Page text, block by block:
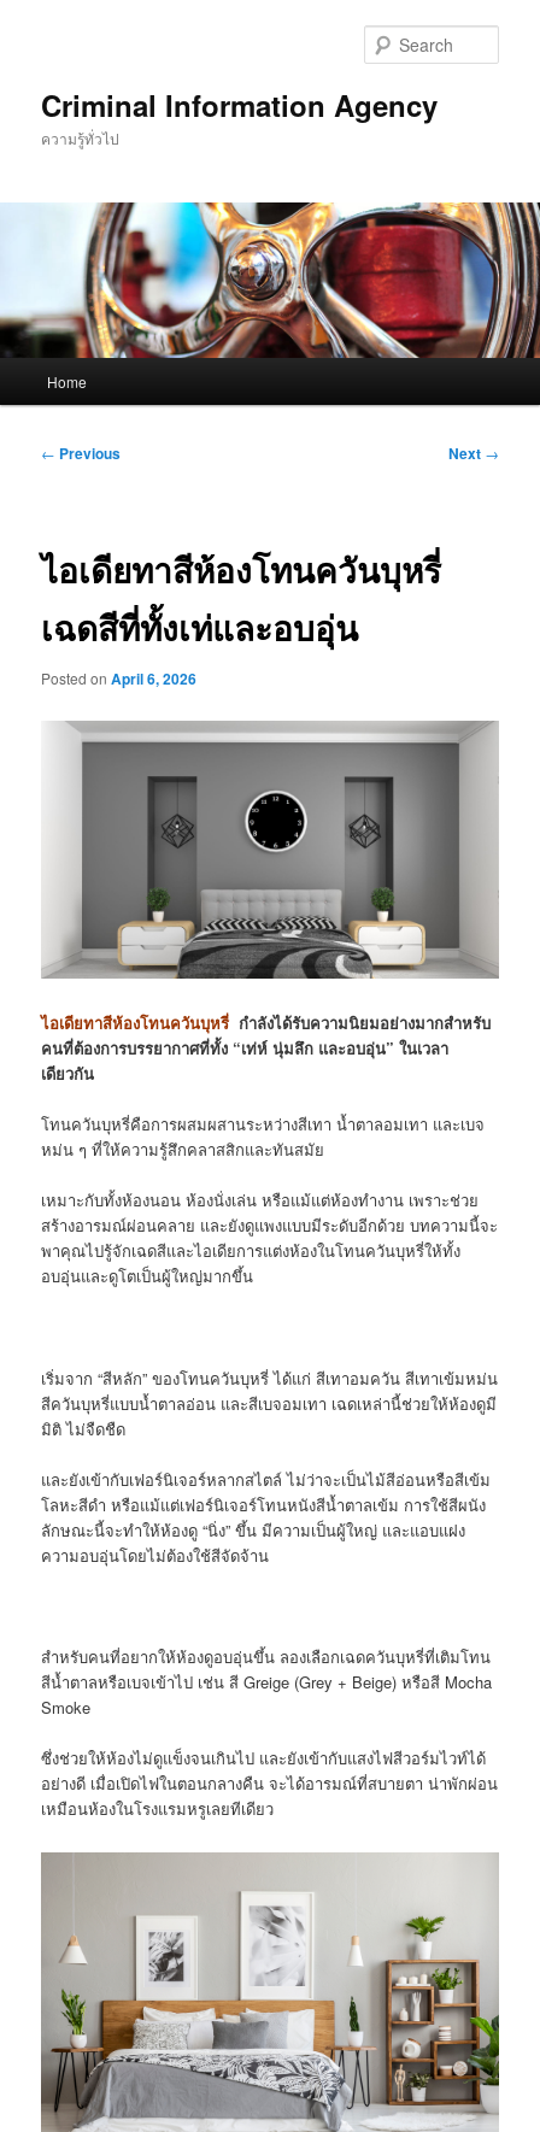
Criminal Information Agency
ความรู้ทั่วไป
Home
Post
← Previous Next →
ไอเดียทาสีห้องโทนควันบุหรี่
เฉดสีที่ทั้งเท่และอบอุ่น
Posted onApril 6, 2026
ไอเดียทาสีห้องโทนควันบุหรี่ กำลังได้รับความนิยมอย่างมากสำหรับ
คนที่ต้องการบรรยากาศที่ทั้ง “เท่ห์ นุ่มลึก และอบอุ่น” ในเวลา
เดียวกัน
โทนควันบุหรี่คือการผสมผสานระหว่างสีเทา น้ำตาลอมเทา และเบจ
หม่น ๆ ที่ให้ความรู้สึกคลาสสิกและทันสมัย
เหมาะกับทั้งห้องนอน ห้องนั่งเล่น หรือแม้แต่ห้องทำงาน เพราะช่วย
สร้างอารมณ์ผ่อนคลาย และยังดูแพงแบบมีระดับอีกด้วย บทความนี้จะ
พาคุณไปรู้จักเฉดสีและไอเดียการแต่งห้องในโทนควันบุหรี่ให้ทั้ง
อบอุ่นและดูโตเป็นผู้ใหญ่มากขึ้น
เริ่มจาก “สีหลัก” ของโทนควันบุหรี่ ได้แก่ สีเทาอมควัน สีเทาเข้มหม่น
สีควันบุหรี่แบบน้ำตาลอ่อน และสีเบจอมเทา เฉดเหล่านี้ช่วยให้ห้องดูมี
มิติ ไม่จืดชืด
และยังเข้ากับเฟอร์นิเจอร์หลากสไตล์ ไม่ว่าจะเป็นไม้สีอ่อนหรือสีเข้ม
โลหะสีดำ หรือแม้แต่เฟอร์นิเจอร์โทนหนังสีน้ำตาลเข้ม การใช้สีผนัง
ลักษณะนี้จะทำให้ห้องดู “นิ่ง” ขึ้น มีความเป็นผู้ใหญ่ และแอบแฝง
ความอบอุ่นโดยไม่ต้องใช้สีจัดจ้าน
สำหรับคนที่อยากให้ห้องดูอบอุ่นขึ้น ลองเลือกเฉดควันบุหรี่ที่เติมโทน
สีน้ำตาลหรือเบจเข้าไป เช่น สีGreige (Grey + Beige)หรือสี Mocha
Smoke
ซึ่งช่วยให้ห้องไม่ดูแข็งจนเกินไป และยังเข้ากับแสงไฟสีวอร์มไวท์ได้
อย่างดี เมื่อเปิดไฟในตอนกลางคืน จะได้อารมณ์ที่สบายตา น่าพักผ่อน
เหมือนห้องในโรงแรมหรูเลยทีเดียว